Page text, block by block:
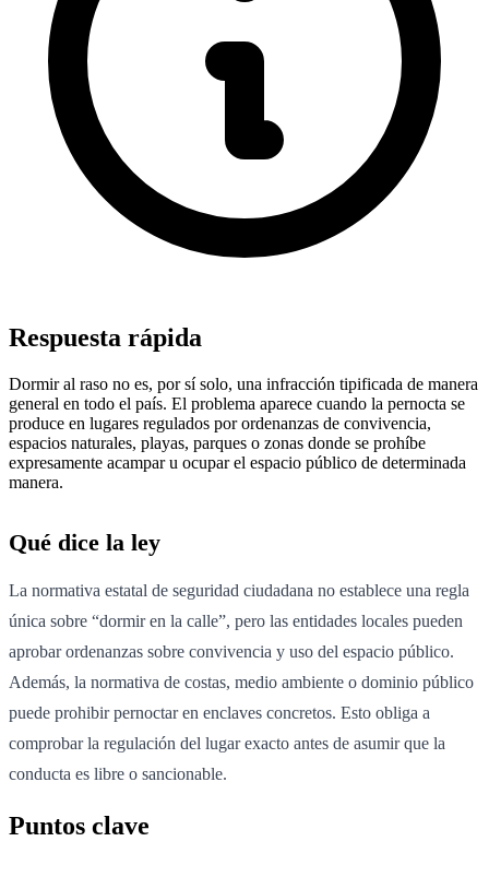
Respuesta rápida
Dormir al raso no es, por sí solo, una infracción tipificada de manera
general en todo el país. El problema aparece cuando la pernocta se
produce en lugares regulados por ordenanzas de convivencia,
espacios naturales, playas, parques o zonas donde se prohíbe
expresamente acampar u ocupar el espacio público de determinada
manera.
Qué dice la ley
La normativa estatal de seguridad ciudadana no establece una regla
única sobre “dormir en la calle”, pero las entidades locales pueden
aprobar ordenanzas sobre convivencia y uso del espacio público.
Además, la normativa de costas, medio ambiente o dominio público
puede prohibir pernoctar en enclaves concretos. Esto obliga a
comprobar la regulación del lugar exacto antes de asumir que la
conducta es libre o sancionable.
Puntos clave